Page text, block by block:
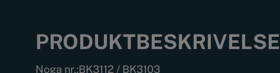
PRODUKTBESKRIVELSE
Noga nr.:BK3112 / BK3103